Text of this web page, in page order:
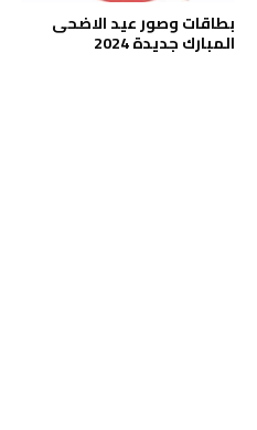
بطاقات وصور عيد الاضحى
المبارك جديدة 2024